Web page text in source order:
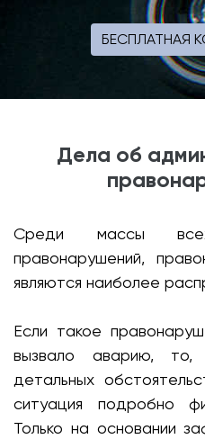
БЕСПЛАТНАЯ
Дела об
Среди массы всех
правонарушений,
являются наиболее
Если такое
вызвало аварию,
детальных
ситуация подробно
Только на основании